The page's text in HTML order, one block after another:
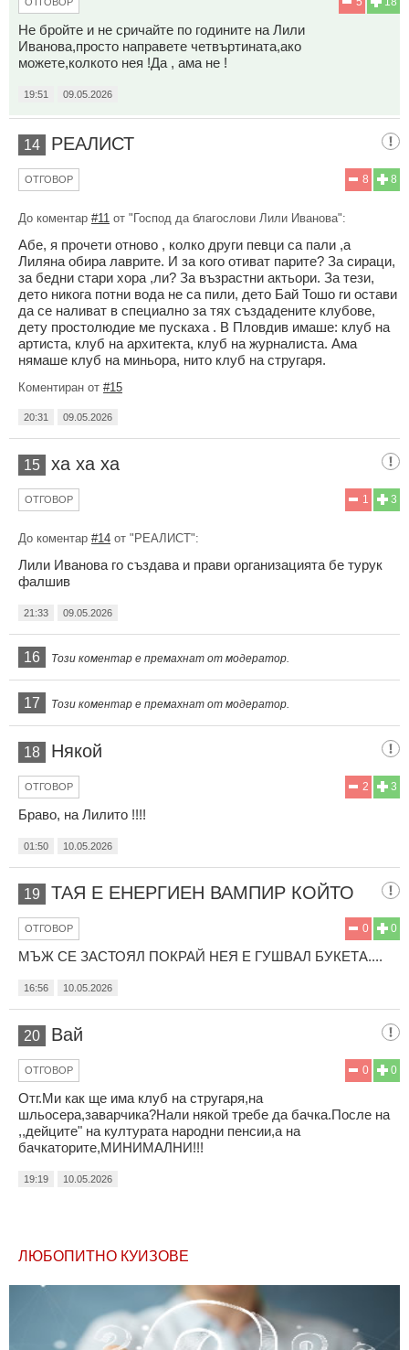
Не бройте и не сричайте по годините на Лили
Иванова,просто направете четвъртината,ако
можете,колкото нея !Да , ама не !
19:51 09.05.2026
14 РЕАЛИСТ
8
8
ОТГОВОР
До коментар #11 от "Господ да благослови Лили Иванова":
Абе, я прочети отново , колко други певци са пали ,а
Лиляна обира лаврите. И за кого отиват парите? За сираци,
за бедни стари хора ,ли? За възрастни актьори. За тези,
дето никога потни вода не са пили, дето Бай Тошо ги остави
да се наливат в специално за тях създадените клубове,
дету простолюдие ме пускаха . В Пловдив имаше: клуб на
артиста, клуб на архитекта, клуб на журналиста. Ама
нямаше клуб на миньора, нито клуб на стругаря.
Коментиран от #15
20:31 09.05.2026
15 ха ха ха
3
1
ОТГОВОР
До коментар #14 от "РЕАЛИСТ":
Лили Иванова го създава и прави организацията бе турук
фалшив
21:33 09.05.2026
16 Този коментар е премахнат от модератор.
17 Този коментар е премахнат от модератор.
18 Някой
3
2
ОТГОВОР
Браво, на Лилито !!!!
01:50 10.05.2026
19 ТАЯ Е ЕНЕРГИЕН ВАМПИР КОЙТО
0
0
ОТГОВОР
МЪЖ СЕ ЗАСТОЯЛ ПОКРАЙ НЕЯ Е ГУШВАЛ БУКЕТА....
16:56 10.05.2026
20 Вай
0
0
ОТГОВОР
Отг.Ми как ще има клуб на стругаря,на
шльосера,заварчика?Нали някой требе да бачка.После на
,,дейците" на културата народни пенсии,а на
бачкаторите,МИНИМАЛНИ!!!
19:19 10.05.2026
ЛЮБОПИТНО КУИЗОВЕ